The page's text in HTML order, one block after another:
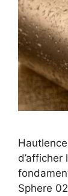
Sphere